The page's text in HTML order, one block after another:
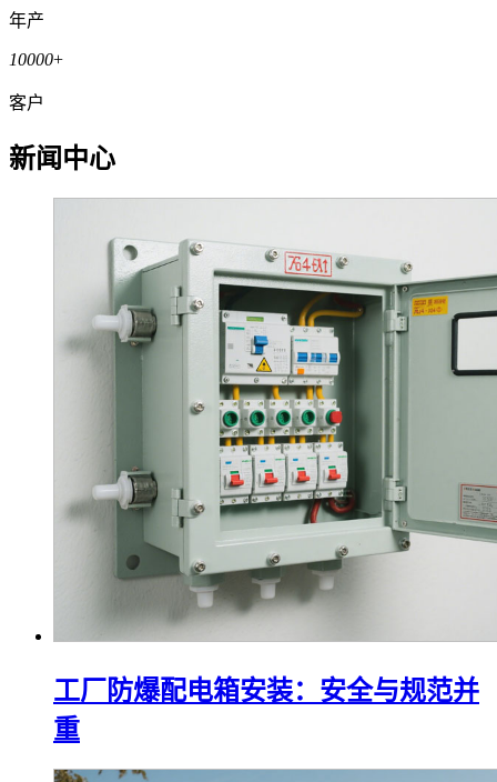
年产
10000+
客户
新闻中心
工厂防爆配电箱安装：安全与规范并
重